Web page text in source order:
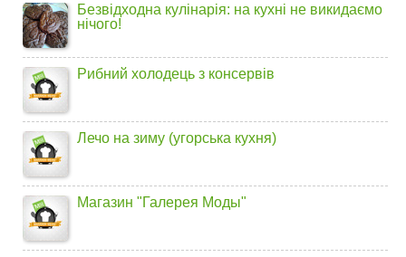
Безвідходна кулінарія: на кухні не викидаємо
нічого!
Рибний холодець з консервів
Лечо на зиму (угорська кухня)
Магазин "Галерея Моды"